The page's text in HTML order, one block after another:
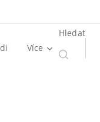
Více
Hledat